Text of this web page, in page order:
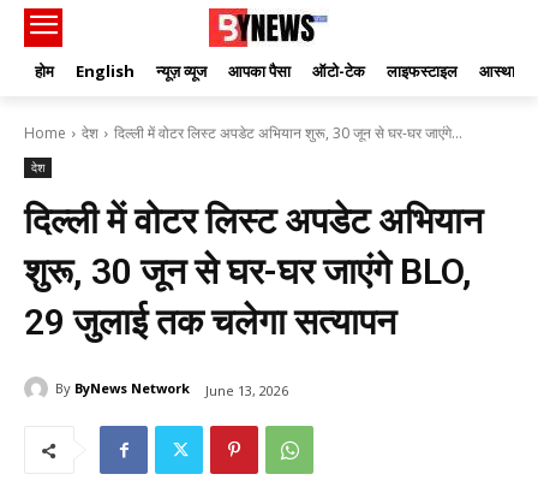
होम English न्यूज़ व्यूज आपका पैसा ऑटो-टेक लाइफस्टाइल आस्था
Home देश दिल्ली में वोटर लिस्ट अपडेट अभियान शुरू, 30 जून से घर-घर जाएंगे...
देश
दिल्ली में वोटर लिस्ट अपडेट अभियान
शुरू, 30 जून से घर-घर जाएंगे BLO,
29 जुलाई तक चलेगा सत्यापन
By ByNews Network June 13, 2026